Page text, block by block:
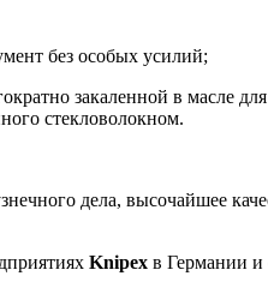
без особых усилий;
закаленной в масле
стекловолокном.
дела, высочайшее
Knipex в Германии и